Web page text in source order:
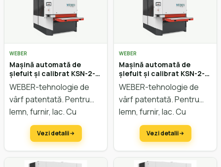
WEBER
Mașină automată de
șlefuit și calibrat KSN-2-
1350 CM
WEBER-tehnologie de
vârf patentată. Pentru
lemn, furnir, lac. Cu
tehnologie CBF/ISA și
șlefuire transversală.
Vezi detalii
WEBER
Mașină automată de
șlefuit și calibrat KSN-2-
1350 CK
WEBER-tehnologie de
vârf patentată. Pentru
lemn, furnir, lac. Cu
tehnologie ISA și șlefuire
transversală.
Vezi detalii